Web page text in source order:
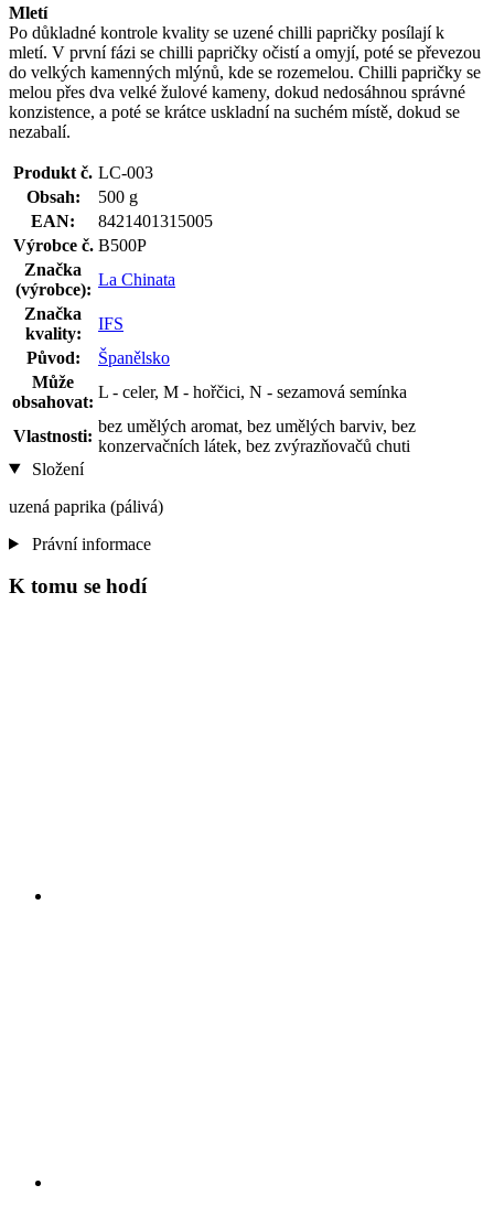
Mletí
Po důkladné kontrole kvality se uzené chilli papričky posílají k
mletí. V první fázi se chilli papričky očistí a omyjí, poté se převezou
do velkých kamenných mlýnů, kde se rozemelou. Chilli papričky se
melou přes dva velké žulové kameny, dokud nedosáhnou správné
konzistence, a poté se krátce uskladní na suchém místě, dokud se
nezabalí.
Produkt č. LC-003
Obsah:
500 g
EAN:
8421401315005
Výrobce č. B500P
Značka
(výrobce):
La Chinata
Značka
kvality:
IFS
Původ:
Španělsko
Může
obsahovat:
L - celer, M - hořčici, N - sezamová semínka
Vlastnosti:
bez umělých aromat, bez umělých barviv, bez
konzervačních látek, bez zvýrazňovačů chuti
Složení
uzená paprika (pálivá)
Právní informace
K tomu se hodí